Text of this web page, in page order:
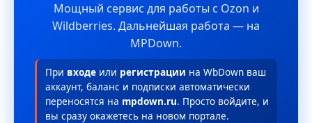
Мощный сервис для работы с Ozon и
Wildberries. Дальнейшая работа — на
MPDown.
При входе или регистрации на WbDown ваш
аккаунт, баланс и подписки автоматически
переносятся на mpdown.ru. Просто войдите, и
вы сразу окажетесь на новом портале.